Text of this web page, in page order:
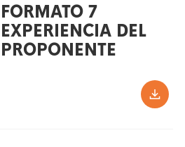
FORMATO 7
EXPERIENCIA DEL
PROPONENTE